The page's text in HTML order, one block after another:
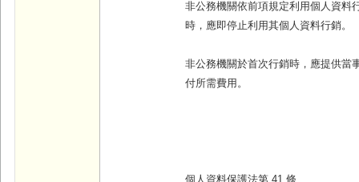
非公務機關依前項規定利用個人資料
時，應即停止利用其個人資料行銷。
非公務機關於首次行銷時，應提供當
付所需費用。
個人資料保護法第 41 條